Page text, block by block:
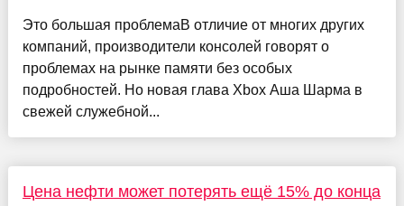
Это большая проблемаВ отличие от многих других
компаний, производители консолей говорят о
проблемах на рынке памяти без особых
подробностей. Но новая глава Xbox Аша Шарма в
свежей служебной...
Цена нефти может потерять ещё 15% до конца